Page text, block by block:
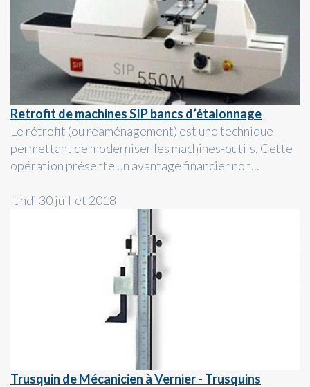
Retrofit de machines SIP bancs d’étalonnage
Le rétrofit (ou réaménagement) est une technique
permettant de moderniser les machines-outils. Cette
opération présente un avantage financier non...
lundi 30 juillet 2018
Trusquin de Mécanicien à Vernier - Trusquins